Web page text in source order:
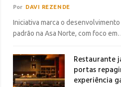
Por DAVI REZENDE
Iniciativa marca o
padrão na Asa Norte, com foco
Restaurante
portas
experiência